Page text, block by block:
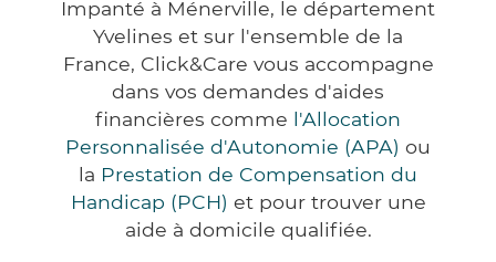
Impanté à Ménerville, le département
Yvelines et sur l'ensemble de la
France, Click&Care vous accompagne
dans vos demandes d'aides
financières comme l'Allocation
Personnalisée d'Autonomie (APA) ou
la Prestation de Compensation du
Handicap (PCH) et pour trouver une
aide à domicile qualifiée.